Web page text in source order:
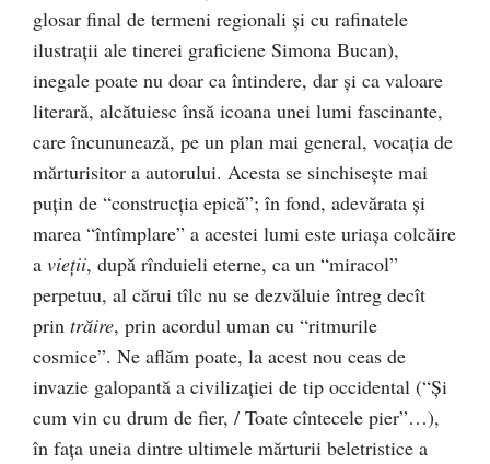
glosar final de termeni regionali şi cu rafinatele
ilustraţii ale tinerei graficiene Simona Bucan),
inegale poate nu doar ca întindere, dar şi ca valoare
literară, alcătuiesc însă icoana unei lumi fascinante,
care încununează, pe un plan mai general, vocaţia de
mărturisitor a autorului. Acesta se sinchiseşte mai
puţin de “construcţia epică”; în fond, adevărata şi
marea “întîmplare” a acestei lumi este uriaşa colcăire
a vieţii, după rînduieli eterne, ca un “miracol”
perpetuu, al cărui tîlc nu se dezvăluie întreg decît
prin trăire, prin acordul uman cu “ritmurile
cosmice”. Ne aflăm poate, la acest nou ceas de
invazie galopantă a civilizaţiei de tip occidental (“Şi
cum vin cu drum de fier, / Toate cîntecele pier”…),
în faţa uneia dintre ultimele mărturii beletristice a